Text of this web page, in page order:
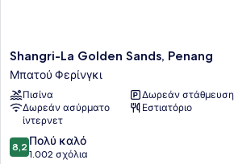
Shangri-
La
Golden
Sands,
Penang
Μπατού
Φερίνγκι
Shangri-La Golden Sands, Penang
Μπατού Φερίνγκι
Πισίνα
Δωρεάν στάθμευση
Δωρεάν ασύρματο
ίντερνετ
Εστιατόριο
8.2
στα
8,2 Πολύ καλό
1.002 σχόλια